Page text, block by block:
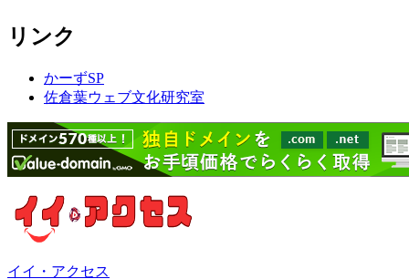
リンク
かーずSP
佐倉葉ウェブ文化研究室
イイ・アクセス